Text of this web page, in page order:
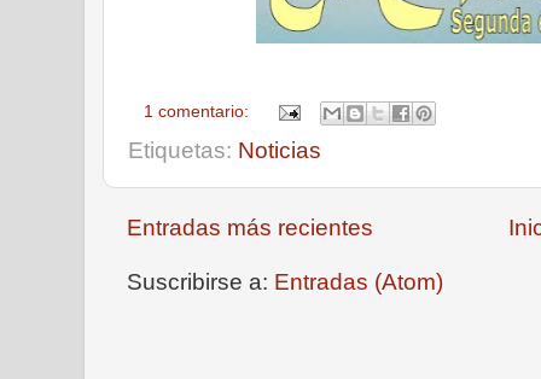
1 comentario:
Etiquetas: Noticias
Entradas más recientes
Suscribirse a: Entradas (Atom)